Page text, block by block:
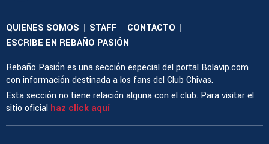
QUIENES SOMOS | STAFF | CONTACTO |
ESCRIBE EN REBAÑO PASIÓN
Rebaño Pasión es una sección especial del portal Bolavip.com
con información destinada a los fans del Club Chivas.
Esta sección no tiene relación alguna con el club. Para visitar el
sitio oficial haz click aquí